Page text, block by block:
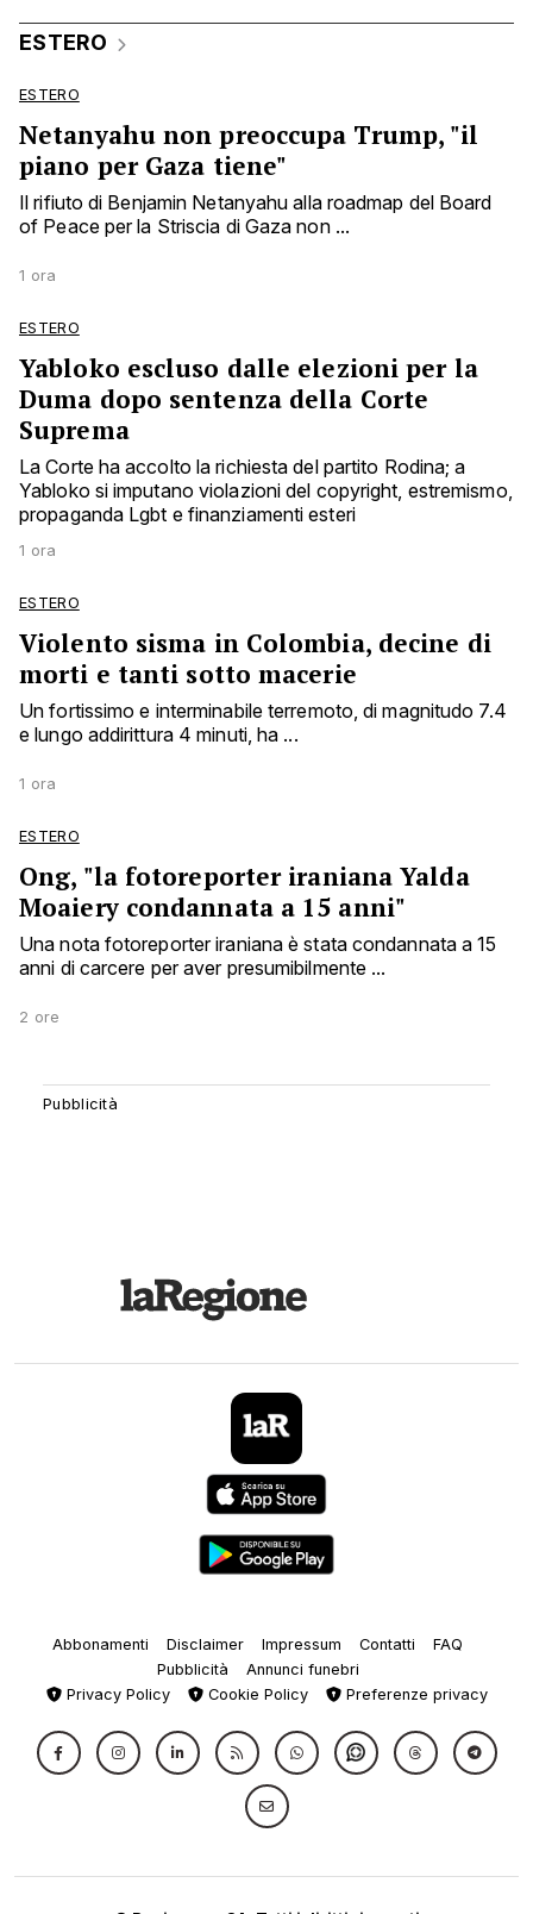
ESTERO
ESTERO
Netanyahu non preoccupa Trump, "il
piano per Gaza tiene"
Il rifiuto di Benjamin Netanyahu alla roadmap del Board
of Peace per la Striscia di Gaza non ...
1 ora
ESTERO
Yabloko escluso dalle elezioni per la
Duma dopo sentenza della Corte
Suprema
La Corte ha accolto la richiesta del partito Rodina; a
Yabloko si imputano violazioni del copyright, estremismo,
propaganda Lgbt e finanziamenti esteri
1 ora
ESTERO
Violento sisma in Colombia, decine di
morti e tanti sotto macerie
Un fortissimo e interminabile terremoto, di magnitudo 7.4
e lungo addirittura 4 minuti, ha ...
1 ora
ESTERO
Ong, "la fotoreporter iraniana Yalda
Moaiery condannata a 15 anni"
Una nota fotoreporter iraniana è stata condannata a 15
anni di carcere per aver presumibilmente ...
2 ore
Abbonamenti Disclaimer Impressum Contatti
FAQ
Pubblicità
Annunci funebri
Privacy Policy
Cookie Policy Preferenze privacy